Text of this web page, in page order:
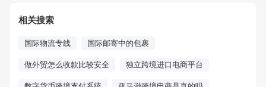
相关搜索
国际物流专线 国际邮寄中的包裹
做外贸怎么收款比较安全 独立跨境进口电商平台